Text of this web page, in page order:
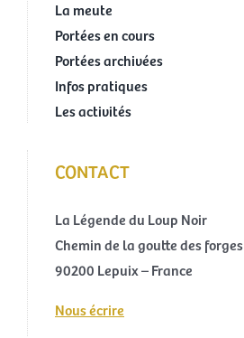
La meute
Portées en cours
Portées archivées
Infos pratiques
Les activités
CONTACT
La Légende du Loup Noir
Chemin de la goutte des forges
90200 Lepuix – France
Nous écrire